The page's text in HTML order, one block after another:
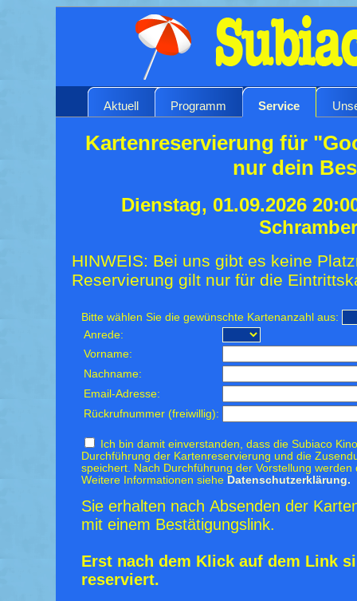
Aktuell Programm Service
Kartenreservierung für
nur dein
Dienstag, 01.09.2026
HINWEIS: Bei uns gibt es keine
Reservierung gilt nur für die
Bitte wählen Sie die gewünschte Kartenanzahl aus:
Anrede:
Vorname:
Nachname:
Email-Adresse:
Rückrufnummer (freiwillig):
Ich bin damit einverstanden, dass die Subiaco
Durchführung der Kartenreservierung und die
speichert. Nach Durchführung der Vorstellung
Weitere Informationen siehe Datenschutzerklärung.
Sie erhalten nach Absenden der
mit einem Bestätigungslink.
Erst nach dem Klick auf dem Link
reserviert.